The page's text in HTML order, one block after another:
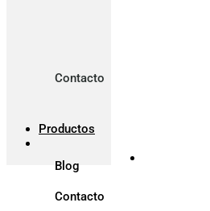
Contacto
Productos
Blog
Contacto